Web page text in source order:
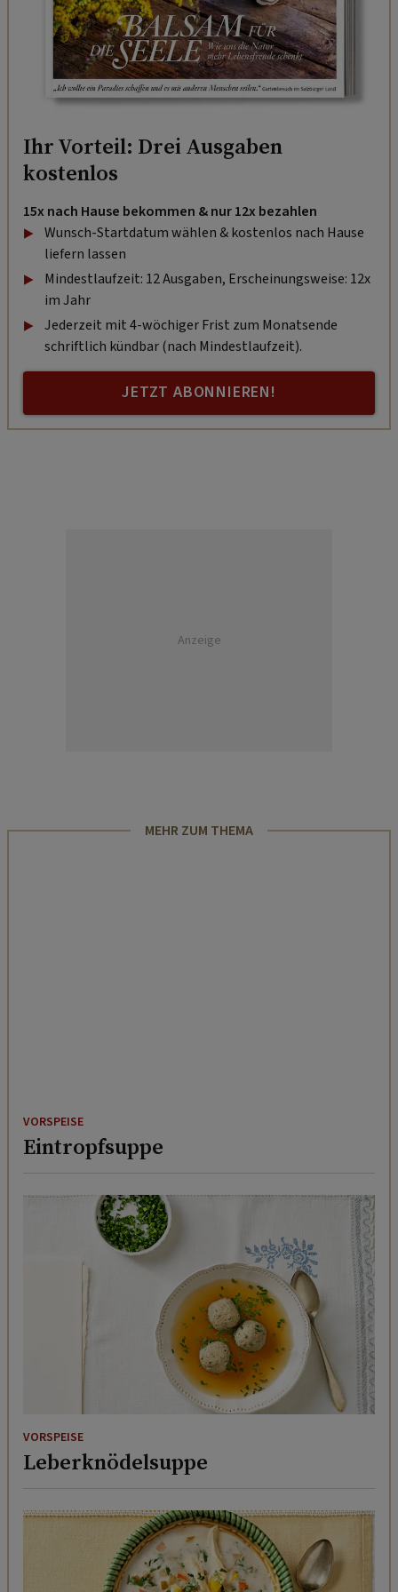
Ihr Vorteil: Drei Ausgaben
kostenlos
15x nach Hause bekommen & nur 12x bezahlen
Wunsch-Startdatum wählen & kostenlos nach Hause
liefern lassen
Mindestlaufzeit: 12 Ausgaben, Erscheinungsweise: 12x
im Jahr
Jederzeit mit 4-wöchiger Frist zum Monatsende
schriftlich kündbar (nach Mindestlaufzeit).
JETZT ABONNIEREN!
Anzeige
MEHR ZUM THEMA
Eintropfsuppe
VORSPEISE
Leberknödelsuppe